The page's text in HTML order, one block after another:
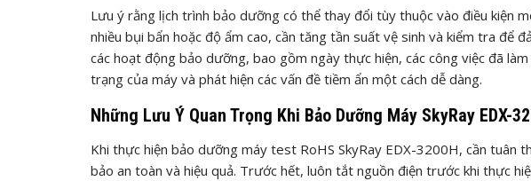
Lưu ý rằng lịch trình bảo dưỡng có thể thay đổi tùy thuộc vào điều kiện
nhiều bụi bẩn hoặc độ ẩm cao, cần tăng tần suất vệ sinh và kiểm tra để
các hoạt động bảo dưỡng, bao gồm ngày thực hiện, các công việc đã
trạng của máy và phát hiện các vấn đề tiềm ẩn một cách dễ dàng.
Những Lưu Ý Quan Trọng Khi Bảo Dưỡng Máy SkyRay EDX-
Khi thực hiện bảo dưỡng máy test RoHS SkyRay EDX-3200H, cần tuân
bảo an toàn và hiệu quả. Trước hết, luôn tắt nguồn điện trước khi thực